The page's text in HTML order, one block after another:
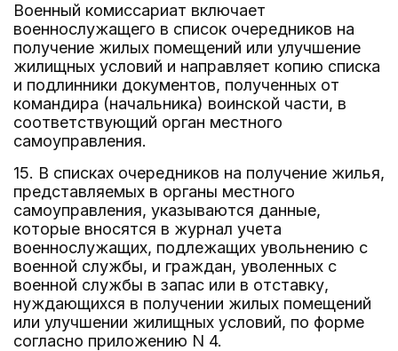
Военный комиссариат включает
военнослужащего в список очередников на
получение жилых помещений или улучшение
жилищных условий и направляет копию списка
и подлинники документов, полученных от
командира (начальника) воинской части, в
соответствующий орган местного
самоуправления.
15. В списках очередников на получение жилья,
представляемых в органы местного
самоуправления, указываются данные,
которые вносятся в журнал учета
военнослужащих, подлежащих увольнению с
военной службы, и граждан, уволенных с
военной службы в запас или в отставку,
нуждающихся в получении жилых помещений
или улучшении жилищных условий, по форме
согласно приложению N 4.